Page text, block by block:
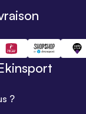
?